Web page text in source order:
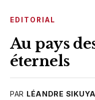
EDITORIAL
Au pays
éternels
PAR LÉANDRE